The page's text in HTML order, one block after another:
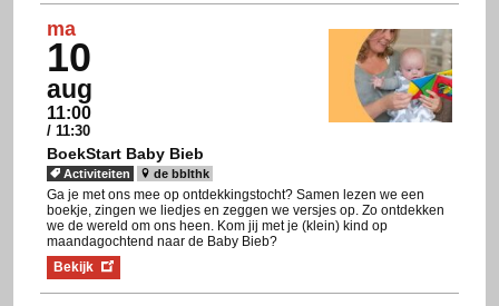
ma
10
aug
11:00
/ 11:30
BoekStart Baby Bieb
Activiteiten de bblthk
Ga je met ons mee op ontdekkingstocht? Samen lezen we een
boekje, zingen we liedjes en zeggen we versjes op. Zo ontdekken
we de wereld om ons heen. Kom jij met je (klein) kind op
maandagochtend naar de Baby Bieb?
Bekijk